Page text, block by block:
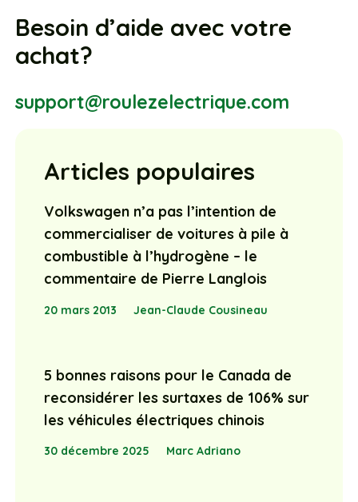
Besoin d’aide avec votre
achat?
support@roulezelectrique.com
Articles populaires
Volkswagen n’a pas l’intention de
commercialiser de voitures à pile à
combustible à l’hydrogène – le
commentaire de Pierre Langlois
20 mars 2013 Jean-Claude Cousineau
5 bonnes raisons pour le Canada de
reconsidérer les surtaxes de 106% sur
les véhicules électriques chinois
30 décembre 2025 Marc Adriano